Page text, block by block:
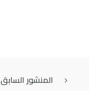
المنشور السابق